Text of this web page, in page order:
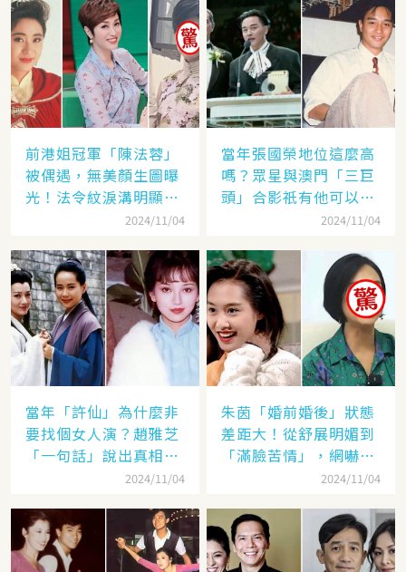
前港姐冠軍「陳法蓉」
被偶遇，無美顏生圖曝
光！法令紋淚溝明顯網
嘆：「絕世美女也會
2024/11/04
當年張國榮地位這麼高
嗎？眾星與澳門「三巨
頭」合影祇有他可以
「坐著」，而且還是C
2024/11/04
當年「許仙」為什麼非
要找個女人演？趙雅芝
「一句話」說出真相，
網友：葉童太厲害2024/11/04
朱茵「婚前婚後」狀態
差距大！從舒展明媚到
「滿臉苦情」，網嚇：
到底經歷了什麼眼里都
2024/11/04